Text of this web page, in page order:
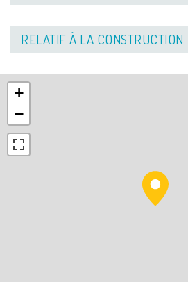
RELATIF À LA CONSTRUCTION
+
−